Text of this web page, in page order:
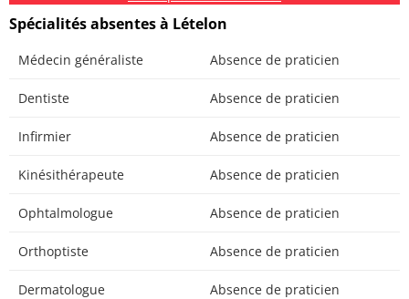
Spécialités absentes à Lételon
Médecin généraliste Absence de praticien
Dentiste Absence de praticien
Infirmier Absence de praticien
Kinésithérapeute Absence de praticien
Ophtalmologue Absence de praticien
Orthoptiste Absence de praticien
Dermatologue Absence de praticien